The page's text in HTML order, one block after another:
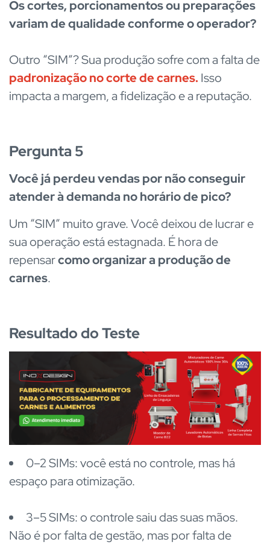
Os cortes, porcionamentos ou preparações
variam de qualidade conforme o operador?
Outro “SIM”? Sua produção sofre com a falta de
padronização no corte de carnes. Isso
impacta a margem, a fidelização e a reputação.
Pergunta 5
Você já perdeu vendas por não conseguir
atender à demanda no horário de pico?
Um “SIM” muito grave. Você deixou de lucrar e
sua operação está estagnada. É hora de
repensarcomo organizar a produção de
carnes.
Resultado do Teste
0–2 SIMs: você está no controle, mas há
espaço para otimização.
3–5 SIMs: o controle saiu das suas mãos.
Não é por falta de gestão, mas por falta de